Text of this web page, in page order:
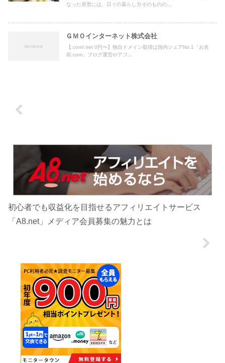
なった背景には、日々の暮らし方そのものの...
ＧＭＯインターネット株式会社
【.com/.net 0円〜】独自ドメイン取得は国内シェアNo.1「お名
前.com」ブログ運営やアフ...
初心者でも収益化を目指せるアフィリエイトサービス
「A8.net」メディア会員募集の魅力とは